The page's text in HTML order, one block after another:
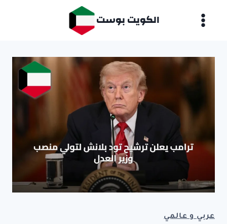
الكويت بوست
عربي و عالمي